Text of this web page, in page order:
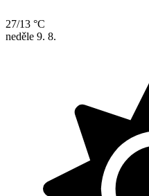
27/13 °C
neděle 9. 8.